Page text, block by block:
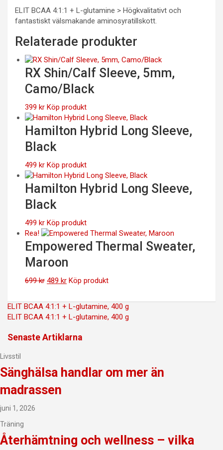
ELIT BCAA 4:1:1 + L-glutamine > Högkvalitativt och
fantastiskt välsmakande aminosyratillskott.
Relaterade produkter
RX Shin/Calf Sleeve, 5mm,
Camo/Black
399 kr Köp produkt
Hamilton Hybrid Long Sleeve,
Black
499 kr Köp produkt
Hamilton Hybrid Long Sleeve,
Black
499 kr Köp produkt
Rea!
Empowered Thermal Sweater,
Maroon
699kr Det
priset
var:
699 kr.
489 krDet
priset
är:
489 kr.
Köp produkt
Inläggsnavigering
ELIT BCAA 4:1:1 + L-glutamine, 400 g
ELIT BCAA 4:1:1 + L-glutamine, 400 g
Senaste Artiklarna
Livsstil
Sänghälsa handlar om mer än
madrassen
juni 1, 2026
Träning
Återhämtning och wellness – vilka